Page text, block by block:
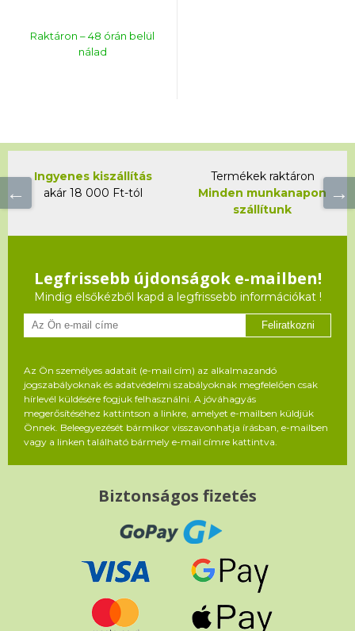
Raktáron – 48 órán belül
nálad
Ingyenes kiszállítás
akár 18 000 Ft-tól
Termékek raktáron
Minden munkanapon
szállítunk
Legfrissebb újdonságok e-mailben!
Mindig elsőkézből kapd a legfrissebb információkat !
Feliratkozni
Az Ön személyes adatait (e-mail cím) az alkalmazandó
jogszabályoknak és adatvédelmi szabályoknak megfelelően csak
hírlevél küldésére fogjuk felhasználni. A jóváhagyás
megerősítéséhez kattintson a linkre, amelyet e-mailben küldjük
Önnek. Beleegyezését bármikor visszavonhatja írásban, e-mailben
vagy a linken található bármely e-mail címre kattintva.
Biztonságos fizetés